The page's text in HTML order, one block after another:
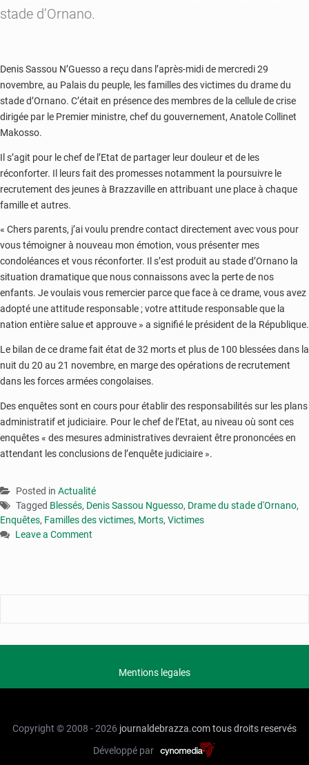
stade d’Ornano.
Denis Sassou N’Guesso a reçu dans l’après-midi de mercredi 29
novembre, au Palais du peuple, les familles des victimes du drame du
stade d’Ornano. C’était en présence des membres de la cellule de crise
dirigée par le Premier ministre, chef du gouvernement, Anatole Collinet
Makosso.
Il s’agit pour le chef de l’Etat de partager leur douleur et de les
réconforter. Il leurs fait des promesses notamment la poursuivre le
recrutement des jeunes à Brazzaville en attribuant une place à chaque
famille et autres.
« Chers parents, j’ai voulu prendre contact directement avec vous pour
vous témoigner à nouveau mon émotion, vous présenter mes
condoléances et vous réconforter. Il s’est produit au stade d’Ornano la
situation dramatique que nous connaissons avec la perte de nos
enfants. Je voulais vous remercier parce que face à ce drame, vous avez
adopté une attitude responsable ; votre attitude responsable que la
nation entière salue et approuve » a signifié le président de la République.
Le bilan de ce drame fait état de 32 morts et plus de 100 blessées dans la
nuit du 20 au 21 novembre, en marge des opérations de recrutement
dans les forces armées congolaises.
Des enquêtes sont en cours pour établir des responsabilités sur les plans
administratif et judiciaire. Pour le chef de l’Etat, au niveau où sont ces
enquêtes « des mesures administratives devraient être prononcées en
attendant les conclusions de l’enquête judiciaire ».
Posted in Actualité
Tagged Blessés, Denis Sassou Nguesso, Drame du stade d'Ornano,
Enquêtes, Familles des victimes, Morts, Victimes
Leave a Comment
victimes
Mentions legales
Copyright © 2008 - 2026 journaldebrazza.comtous droits reservés
Développé par